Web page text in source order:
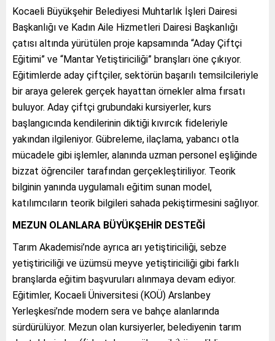
Kocaeli Büyükşehir Belediyesi Muhtarlık İşleri Dairesi
Başkanlığı ve Kadın Aile Hizmetleri Dairesi Başkanlığı
çatısı altında yürütülen proje kapsamında “Aday Çiftçi
Eğitimi” ve “Mantar Yetiştiriciliği” branşları öne çıkıyor.
Eğitimlerde aday çiftçiler, sektörün başarılı temsilcileriyle
bir araya gelerek gerçek hayattan örnekler alma fırsatı
buluyor. Aday çiftçi grubundaki kursiyerler, kurs
başlangıcında kendilerinin diktiği kıvırcık fideleriyle
yakından ilgileniyor. Gübreleme, ilaçlama, yabancı otla
mücadele gibi işlemler, alanında uzman personel eşliğinde
bizzat öğrenciler tarafından gerçekleştiriliyor. Teorik
bilginin yanında uygulamalı eğitim sunan model,
katılımcıların teorik bilgileri sahada pekiştirmesini sağlıyor.
MEZUN OLANLARA BÜYÜKŞEHİR DESTEĞİ
Tarım Akademisi’nde ayrıca arı yetiştiriciliği, sebze
yetiştiriciliği ve üzümsü meyve yetiştiriciliği gibi farklı
branşlarda eğitim başvuruları alınmaya devam ediyor.
Eğitimler, Kocaeli Üniversitesi (KOÜ) Arslanbey
Yerleşkesi’nde modern sera ve bahçe alanlarında
sürdürülüyor. Mezun olan kursiyerler, belediyenin tarım